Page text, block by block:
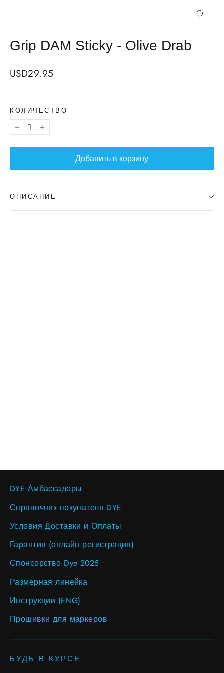
Grip DAM Sticky - Olive Drab
Regular
USD29.95
КОЛИЧЕСТВО
− +
Добавить в корзину
ОПИСАНИЕ
DYE Амбассадоры
Справочник покупателя DYE
Условия Доставки и Оплаты
Гарантия (онлайн регистрация)
Спонсорство Dye 2025
Размерная линейка
Инструкции (ENG)
Прошивки для маркеров
БУДЬ В КУРСЕ